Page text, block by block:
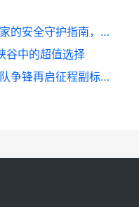
**王者怎么改密码，资深玩家的安全守护指南，副标题，账号安全与便捷修改全解析**
谷中的超值选择
和平精英最新战队玩法，战队争锋再启征程副标题